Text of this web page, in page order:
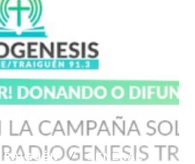
TRAIGUÉN GENERAL